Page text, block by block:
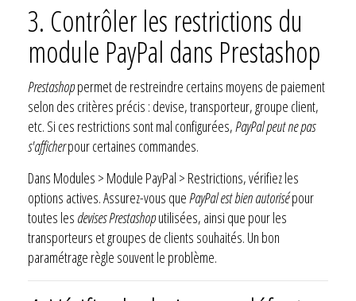
3. Contrôler les restrictions du
module PayPal dans Prestashop
Prestashoppermet de restreindre certains moyens de paiement
selon des critères précis : devise, transporteur, groupe client,
etc. Si ces restrictions sont mal configurées,PayPal peut ne pas
s'afficherpour certaines commandes.
Dans Modules > Module PayPal > Restrictions, vérifiez les
options actives. Assurez-vous quePayPal est bien autorisépour
toutes les devises Prestashoputilisées, ainsi que pour les
transporteurs et groupes de clients souhaités. Un bon
paramétrage règle souvent le problème.